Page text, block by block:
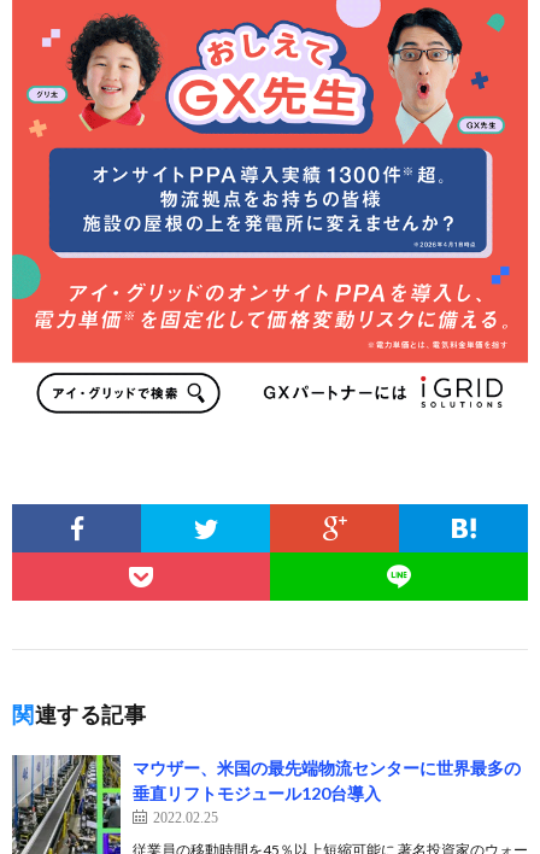
関連する記事
マウザー、米国の最先端物流センターに世界最多の
垂直リフトモジュール120台導入
2022.02.25
従業員の移動時間を45％以上短縮可能に 著名投資家のウォー